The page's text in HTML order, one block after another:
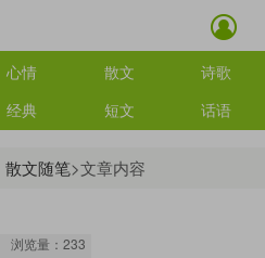
心情 散文
诗歌
经典 短文 话语
散文随笔>文章内容
浏览量： 233